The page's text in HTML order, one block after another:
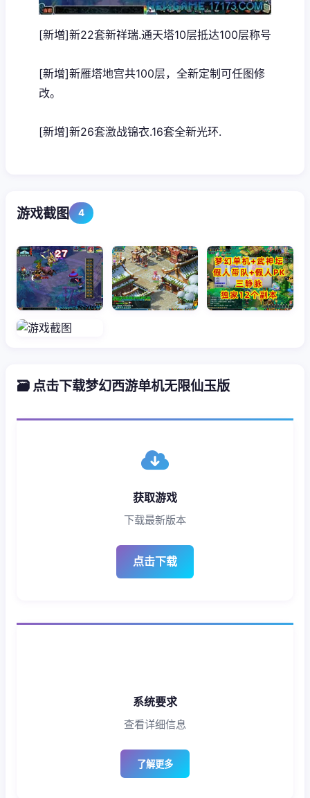
[新増]新22套新祥瑞.通天塔10层抵达100层称号
[新增]新雁塔地宫共100层，全新定制可任图修
改。
[新增]新26套激战锦衣.16套全新光环.
游戏截图 4
🗃️ 点击下载梦幻西游单机无限仙玉版
获取游戏
下载最新版本
点击下载
系统要求
查看详细信息
了解更多